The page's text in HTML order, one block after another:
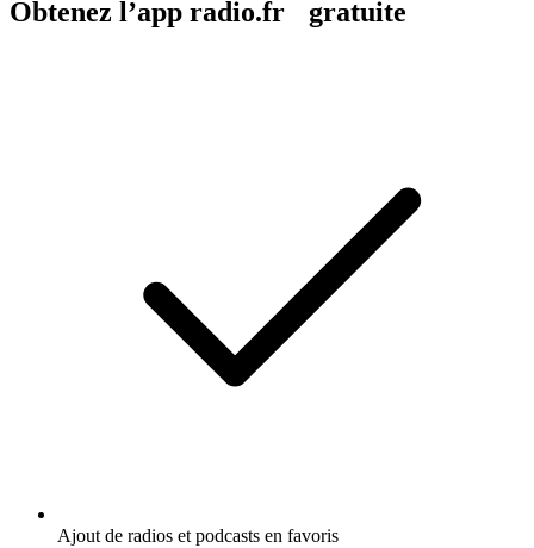
Obtenez l’app radio.fr gratuite
Ajout de radios et podcasts en favoris